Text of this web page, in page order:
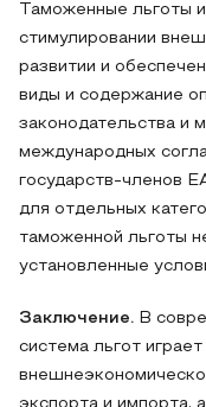
Таможенные льготы
стимулировании
развитии и
виды и содержание
законодательства и
международных
государств-членов
для отдельных
таможенной льготы
установленные
Заключение. В
система льгот
экспорта и импорта,